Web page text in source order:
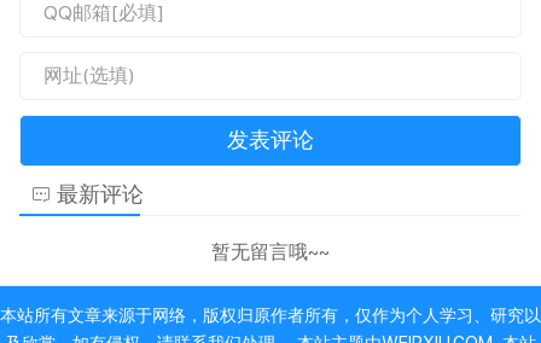
最新评论
暂无留言哦~~
本站所有文章来源于网络，版权归原作者所有，仅作为个人学习、研究以